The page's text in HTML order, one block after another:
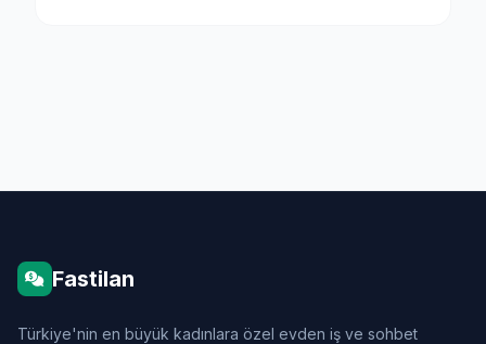
Fastilan
Türkiye'nin en büyük kadınlara özel evden iş ve sohbet